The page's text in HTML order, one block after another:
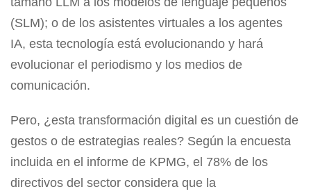
(SLM); o de los asistentes virtuales a los agentes
IA, esta tecnología está evolucionando y hará
evolucionar el periodismo y los medios de
comunicación.
Pero, ¿esta transformación digital es un cuestión de
gestos o de estrategias reales? Según la encuesta
incluida en el informe de KPMG, el 78% de los
directivos del sector considera que la